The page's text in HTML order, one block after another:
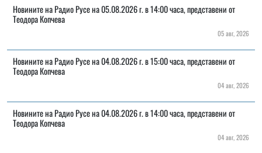
Новините на Радио Русе на 05.08.2026 г. в 14:00 часа, представени от
Теодора Копчева
05 авг, 2026
Новините на Радио Русе на 04.08.2026 г. в 15:00 часа, представени от
Теодора Копчева
04 авг, 2026
Новините на Радио Русе на 04.08.2026 г. в 14:00 часа, представени от
Теодора Копчева
04 авг, 2026